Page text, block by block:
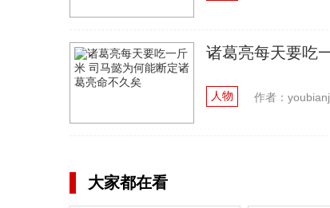
诸葛亮每天要吃
人物 作者：
大家都在看